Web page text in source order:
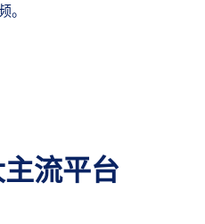
流平台